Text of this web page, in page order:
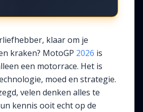
klaar om je
kraken? MotoGP 2026 is
een motorrace. Het is
moed en strategie.
velen denken alles te
kennis ooit echt op de